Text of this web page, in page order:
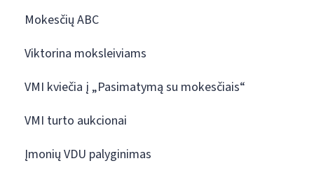
Mokesčių ABC
Viktorina moksleiviams
VMI kviečia į „Pasimatymą su mokesčiais“
VMI turto aukcionai
Įmonių VDU palyginimas